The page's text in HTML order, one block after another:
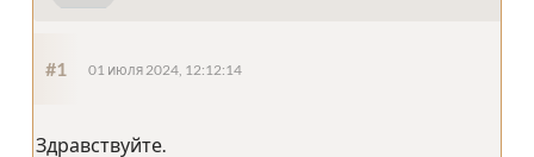
#1 01 июля 2024, 12:12:14
Здравствуйте.